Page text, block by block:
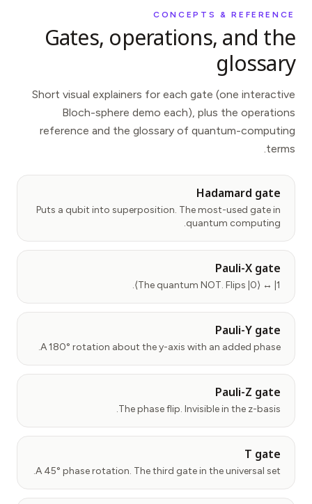
CONCEPTS & REFERENCE
Gates, operations, and the
glossary
Short visual explainers for each gate (one interactive
Bloch-sphere demo each), plus the operations
reference and the glossary of quantum-computing
terms.
Hadamard gate
Puts a qubit into superposition. The most-used gate in
quantum computing.
Pauli-X gate
The quantum NOT. Flips |0⟩ ↔ |1⟩.
Pauli-Y gate
A 180° rotation about the y-axis with an added phase.
Pauli-Z gate
The phase flip. Invisible in the z-basis.
T gate
A 45° phase rotation. The third gate in the universal set.